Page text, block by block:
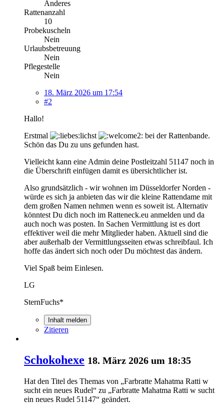
Anderes
Rattenanzahl
10
Probekuscheln
Nein
Urlaubsbetreuung
Nein
Pflegestelle
Nein
18. März 2026 um 17:54
#2
Hallo!
Erstmal
lichst
bei der Rattenbande.
Schön das Du zu uns gefunden hast.
Vielleicht kann eine Admin deine Postleitzahl 51147 noch in
die Überschrift einfügen damit es übersichtlicher ist.
Also grundsätzlich - wir wohnen im Düsseldorfer Norden -
würde es sich ja anbieten das wir die kleine Rattendame mit
dem großen Namen nehmen wenn es soweit ist. Alternativ
könntest Du dich noch im Ratteneck.eu anmelden und da
auch noch was posten. In Sachen Vermittlung ist es dort
effektiver weil die mehr Mitglieder haben. Aktuell sind die
aber außerhalb der Vermittlungsseiten etwas schreibfaul. Ich
hoffe das ändert sich noch oder Du möchtest das ändern.
Viel Spaß beim Einlesen.
LG
SternFuchs*
Inhalt melden
Zitieren
Schokohexe 18. März 2026 um 18:35
Hat den Titel des Themas von „Farbratte Mahatma Ratti w
sucht ein neues Rudel“ zu „Farbratte Mahatma Ratti w sucht
ein neues Rudel 51147“ geändert.